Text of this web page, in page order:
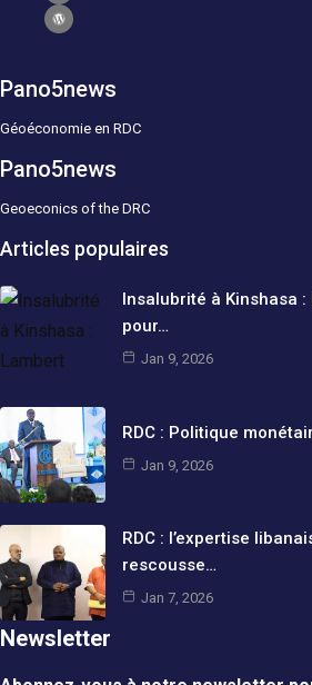
Pano5news
Géoéconomie en RDC
Pano5news
Geoeconics of the DRC
Articles populaires
Insalubrité à Kinshasa
pour…
Jan 9, 2026
RDC : Politique
Jan 9, 2026
RDC : l’expertise
rescousse…
Jan 7, 2026
Newsletter